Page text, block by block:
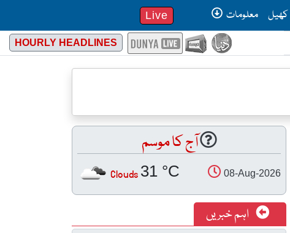
کھیل معلومات Live
HOURLY HEADLINES
آج کا موسم
08-Aug-2026
31 °C
Clouds
اہم خبریں